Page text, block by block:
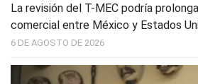
La revisión del T-MEC podría
comercial entre México y Estados
6 DE AGOSTO DE 2026